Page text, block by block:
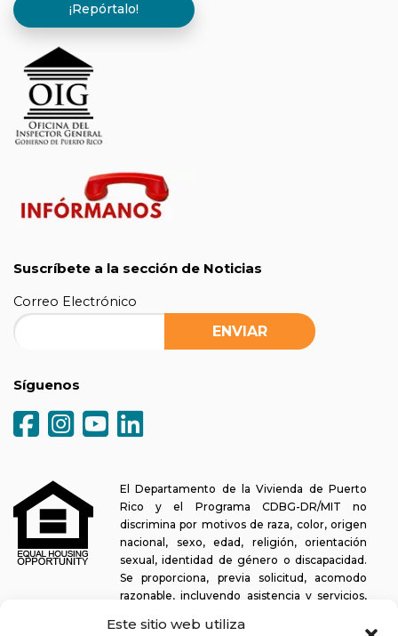
Este sitio web utiliza
¡Repórtalo!
Suscríbete a la sección de Noticias
Correo Electrónico
Síguenos
El Departamento de la Vivienda de Puerto
Rico y el Programa CDBG-DR/MIT no
discrimina por motivos de raza, color, origen
nacional, sexo, edad, religión, orientación
sexual, identidad de género o discapacidad.
Se proporciona, previa solicitud, acomodo
razonable, incluyendo asistencia y servicios,
oportunidad de participar en todos los programas y actividades. El